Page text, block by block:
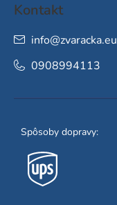
Kontakt
info@zvaracka.eu
0908994113
Spôsoby dopravy: